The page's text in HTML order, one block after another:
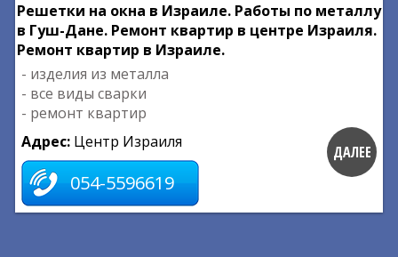
Решетки на окна в Израиле. Работы по металлу
в Гуш-Дане. Ремонт квартир в центре Израиля.
Ремонт квартир в Израиле.
- изделия из металла
- все виды сварки
- ремонт квартир
Адрес: Центр Израиля
054-5596619
ДАЛЕЕ